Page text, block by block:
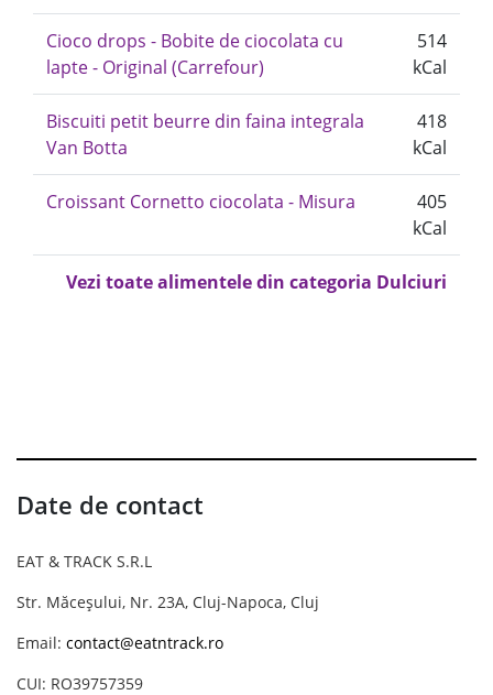
Cioco drops - Bobite de ciocolata cu
lapte - Original (Carrefour)
514
kCal
Biscuiti petit beurre din faina integrala
Van Botta
418
kCal
Croissant Cornetto ciocolata - Misura
405
kCal
Vezi toate alimentele din categoria Dulciuri
Date de contact
EAT & TRACK S.R.L
Str. Măceșului, Nr. 23A, Cluj-Napoca, Cluj
Email: contact@eatntrack.ro
CUI: RO39757359